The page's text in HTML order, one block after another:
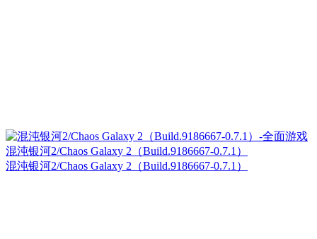
混沌银河2/Chaos Galaxy 2（Build.9186667-0.7.1）
混沌银河2/Chaos Galaxy 2（Build.9186667-0.7.1）